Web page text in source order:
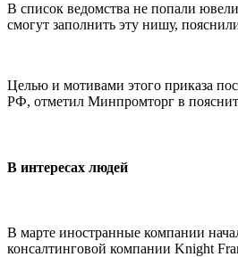
В список ведомства не попали
смогут заполнить эту нишу,
Целью и мотивами этого приказа
РФ, отметил Минпромторг в
В интересах людей
В марте иностранные компании
консалтинговой компании Knight